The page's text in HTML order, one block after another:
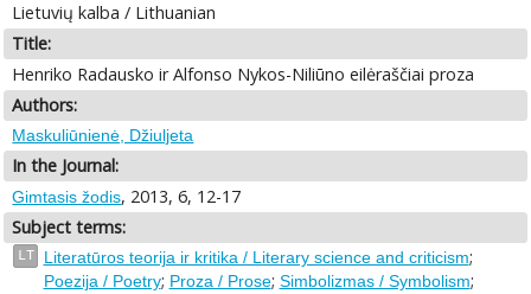
Lietuvių kalba / Lithuanian
Title:
Henriko Radausko ir Alfonso Nykos-Niliūno eilėraščiai proza
Authors:
Maskuliūnienė, Džiuljeta
In the Journal:
Gimtasis žodis, 2013, 6, 12-17
Subject terms:
LT Literatūros teorija ir kritika / Literary science and criticism;
Poezija / Poetry; Proza / Prose; Simbolizmas / Symbolism;